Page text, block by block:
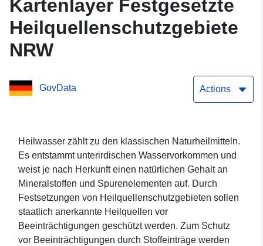
Kartenlayer Festgesetzte
Heilquellenschutzgebiete
NRW
GovData Actions
Heilwasser zählt zu den klassischen Naturheilmitteln.
Es entstammt unterirdischen Wasservorkommen und
weist je nach Herkunft einen natürlichen Gehalt an
Mineralstoffen und Spurenelementen auf. Durch
Festsetzungen von Heilquellenschutzgebieten sollen
staatlich anerkannte Heilquellen vor
Beeinträchtigungen geschützt werden. Zum Schutz
vor Beeinträchtigungen durch Stoffeinträge werden